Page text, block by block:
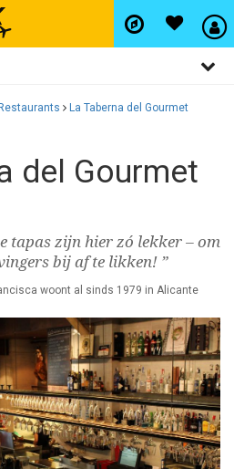
Restaurants La Taberna del Gourmet
del Gourmet
tapas zijn hier zó lekker – om
bij af te likken! ”
woont al sinds 1979 in Alicante